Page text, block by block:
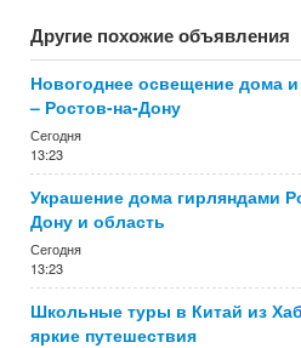
Другие похожие объявления
Новогоднее освещение дома
– Ростов-на-Дону
Сегодня
13:23
Украшение дома гирляндами
Дону и область
Сегодня
13:23
Школьные туры в Китай из
яркие путешествия